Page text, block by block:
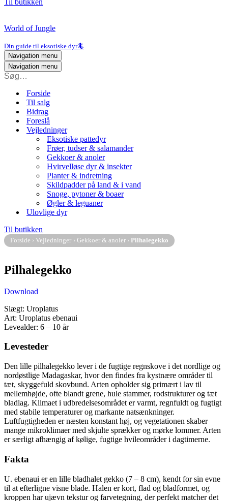
Til butikken
World of Jungle
Din guide til eksotiske dyr🦎
Navigation menu
Navigation menu
Forside
Til salg
Bidrag
Foreslå
Vejledninger
Eksotiske pattedyr
Frøer, tudser & salamander
Gekkoer & anoler
Hvirvelløse dyr & insekter
Planter & indretning
Skildpadder på land & i vand
Snoge, pytoner & boaer
Øgler & leguaner
Ulovlige dyr
Til butikken
Forside › Vejledninger › Gekkoer & anoler › Pilhalegekko
Pilhalegekko
Download
Slægt: Uroplatus
Art: Uroplatus ebenaui
Levealder: 6 – 10 år
Levesteder
Den lille pilhalegekko lever i de fugtige regnskove i det nordlige og
nordøstlige Madagaskar, hvor den findes fra kystnære områder til
tæt, skyggefuld skovbund. Arten opholder sig primært i lav til
mellemhøjde, ofte blandt grene, hule stammer, rodstrukturer og tæt
bladlag. Klimaet i udbredelsesområdet er varmt, regnfuldt og fugtigt
med stabile temperaturer og markante natsænkninger.
Luftfugtigheden er næsten konstant høj, og vegetationen skaber
mange mikroklimaer med skjulte sprækker og mørke lommer. Arten
er særligt afhængig af kølige, fugtige hvileområder i dagtimerne.
Fakta
U. ebenaui er en lille bladhalet gekko (7 – 8 cm), kendt for sin evne
til at efterligne visne blade. Halen er kort, flad og bladformet, og
kroppen har ujævn tekstur og farvetegning, der perfekt matcher det